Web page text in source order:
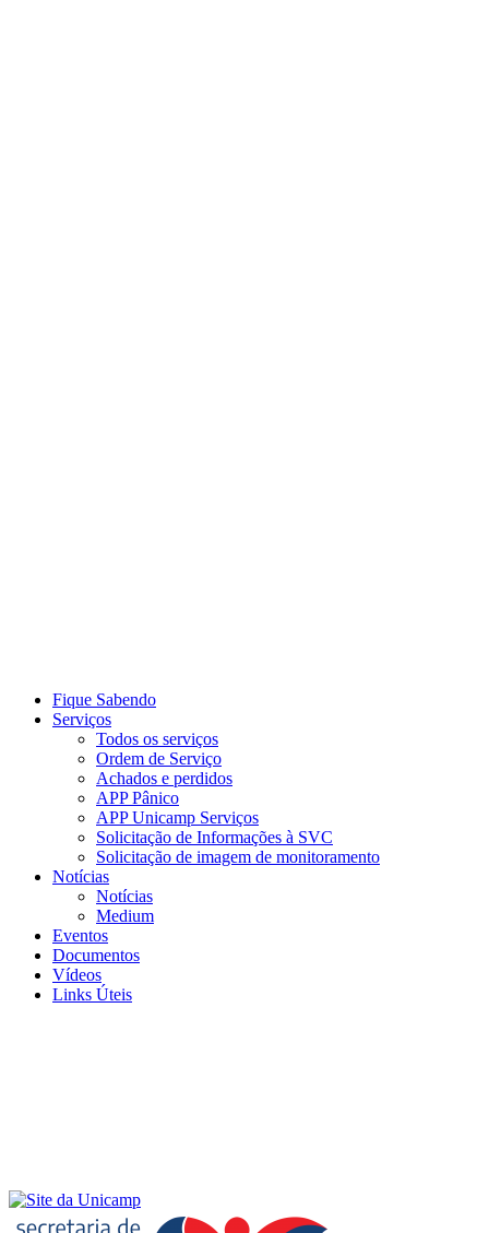
Fique Sabendo
Serviços
Todos os serviços
Ordem de Serviço
Achados e perdidos
APP Pânico
APP Unicamp Serviços
Solicitação de Informações à SVC
Solicitação de imagem de monitoramento
Notícias
Notícias
Medium
Eventos
Documentos
Vídeos
Links Úteis